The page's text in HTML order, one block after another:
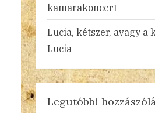
kamarakoncert
Lucia, kétszer, avagy a
Lucia
Legutóbbi